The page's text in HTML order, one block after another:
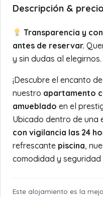
Descripción & precio
Transparencia y
antes de reservar.
y sin dudas al elegirnos.
¡Descubre el encanto
nuestro apartamento
amueblado en el
Ubicado dentro de una
con vigilancia las 24
refrescante piscina,
comodidad y seguridad
Este alojamiento es la